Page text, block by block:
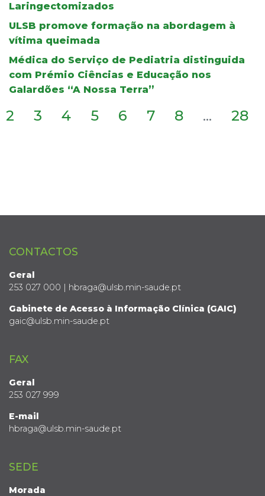
Laringectomizados
ULSB promove formação na abordagem à
vítima queimada
Médica do Serviço de Pediatria distinguida
com Prémio Ciências e Educação nos
Galardões “A Nossa Terra”
2 3 4 5 6 7 8 ... 28
CONTACTOS
Geral
253 027 000 | hbraga@ulsb.min-saude.pt
Gabinete de Acesso à Informação Clínica (GAIC)
gaic@ulsb.min-saude.pt
FAX
Geral
253 027 999
E-mail
hbraga@ulsb.min-saude.pt
SEDE
Morada